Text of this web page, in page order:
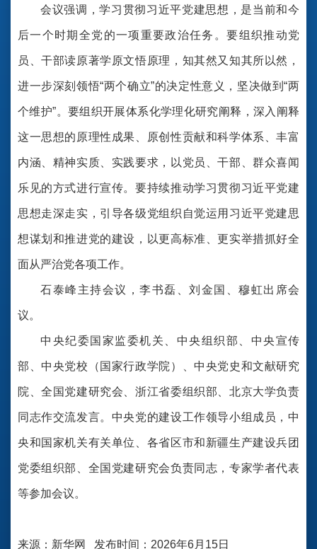
会议强调，学习贯彻习近平党建思想，是当前和今
后一个时期全党的一项重要政治任务。要组织推动党
员、干部读原著学原文悟原理，知其然又知其所以然，
进一步深刻领悟“两个确立”的决定性意义，坚决做到“两
个维护”。要组织开展体系化学理化研究阐释，深入阐释
这一思想的原理性成果、原创性贡献和科学体系、丰富
内涵、精神实质、实践要求，以党员、干部、群众喜闻
乐见的方式进行宣传。要持续推动学习贯彻习近平党建
思想走深走实，引导各级党组织自觉运用习近平党建思
想谋划和推进党的建设，以更高标准、更实举措抓好全
面从严治党各项工作。
石泰峰主持会议，李书磊、刘金国、穆虹出席会
议。
中央纪委国家监委机关、中央组织部、中央宣传
部、中央党校（国家行政学院）、中央党史和文献研究
院、全国党建研究会、浙江省委组织部、北京大学负责
同志作交流发言。中央党的建设工作领导小组成员，中
央和国家机关有关单位、各省区市和新疆生产建设兵团
党委组织部、全国党建研究会负责同志，专家学者代表
等参加会议。
来源：新华网 发布时间：2026年6月15日